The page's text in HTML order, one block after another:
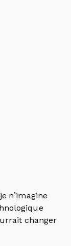
n’imagine
changer